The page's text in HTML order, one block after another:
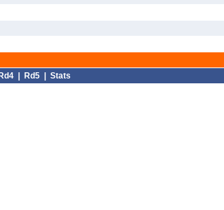
Rd4| Rd5| Stats